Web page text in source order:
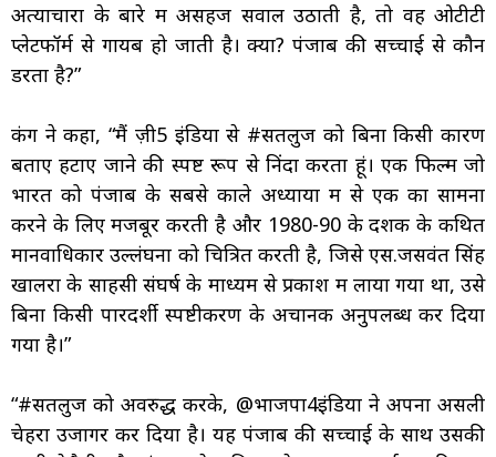
अत्याचारों के बारे में असहज सवाल उठाती है, तो वह ओटीटी
प्लेटफॉर्म से गायब हो जाती है। क्यों? पंजाब की सच्चाई से कौन
डरता है?”
कंग ने कहा, “मैं ज़ी5 इंडिया से #सतलुज को बिना किसी कारण
बताए हटाए जाने की स्पष्ट रूप से निंदा करता हूं। एक फिल्म जो
भारत को पंजाब के सबसे काले अध्यायों में से एक का सामना
करने के लिए मजबूर करती है और 1980-90 के दशक के कथित
मानवाधिकार उल्लंघनों को चित्रित करती है, जिसे एस.जसवंत सिंह
खालरा के साहसी संघर्ष के माध्यम से प्रकाश में लाया गया था, उसे
बिना किसी पारदर्शी स्पष्टीकरण के अचानक अनुपलब्ध कर दिया
गया है।”
“#सतलुज को अवरुद्ध करके, @भाजपा4इंडिया ने अपना असली
चेहरा उजागर कर दिया है। यह पंजाब की सच्चाई के साथ उसकी